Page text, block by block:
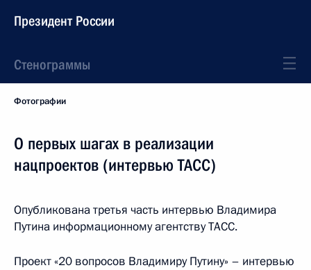
Президент России
Стенограммы
Фотографии
О первых шагах в реализации
нацпроектов (интервью ТАСС)
Опубликована третья часть интервью Владимира
Путина информационному агентству ТАСС.
Проект «20 вопросов Владимиру Путину» – интервью